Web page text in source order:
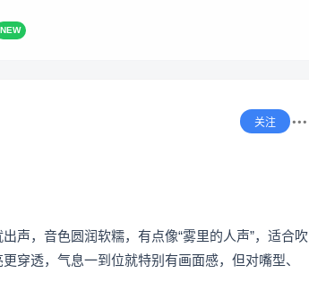
NEW
关注
声，音色圆润软糯，有点像“雾里的人声”，适合吹
穿透，气息一到位就特别有画面感，但对嘴型、